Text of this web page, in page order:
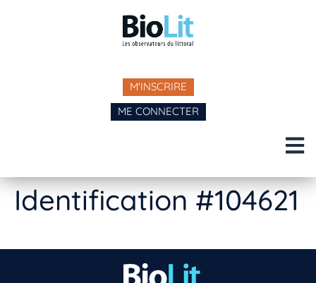
M'INSCRIRE
ME CONNECTER
Identification #104621